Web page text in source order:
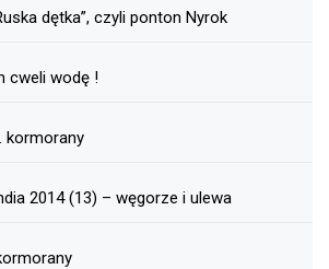
dętka”, czyli ponton Nyrok
cweli wodę !
kormorany
2014 (13) – węgorze i ulewa